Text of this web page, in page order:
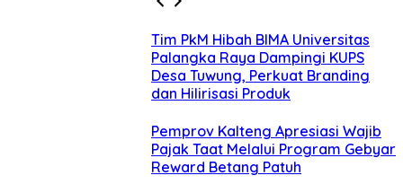
Tim PkM Hibah BIMA Universitas
Palangka Raya Dampingi KUPS
Desa Tuwung, Perkuat Branding
dan Hilirisasi Produk
Pemprov Kalteng Apresiasi Wajib
Pajak Taat Melalui Program Gebyar
Reward Betang Patuh